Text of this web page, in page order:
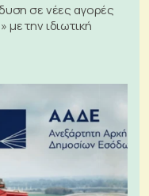
σε νέες αγορές
με την ιδιωτική